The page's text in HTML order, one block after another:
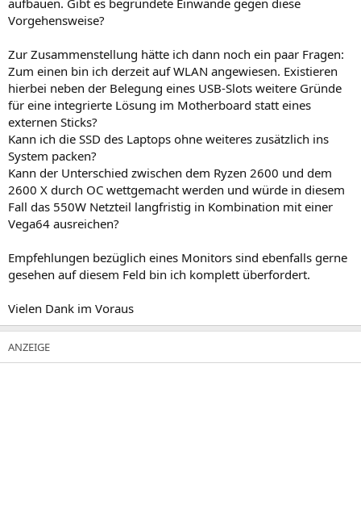
Vorgehensweise?
Zur Zusammenstellung hätte ich dann noch ein paar Fragen:
Zum einen bin ich derzeit auf WLAN angewiesen. Existieren
hierbei neben der Belegung eines USB-Slots weitere Gründe
für eine integrierte Lösung im Motherboard statt eines
externen Sticks?
Kann ich die SSD des Laptops ohne weiteres zusätzlich ins
System packen?
Kann der Unterschied zwischen dem Ryzen 2600 und dem
2600 X durch OC wettgemacht werden und würde in diesem
Fall das 550W Netzteil langfristig in Kombination mit einer
Vega64 ausreichen?
Empfehlungen bezüglich eines Monitors sind ebenfalls gerne
gesehen auf diesem Feld bin ich komplett überfordert.
Vielen Dank im Voraus